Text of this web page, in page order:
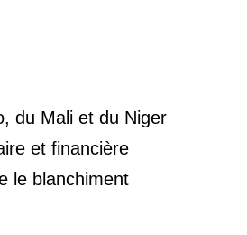
du Mali et du Niger
et financière
le blanchiment